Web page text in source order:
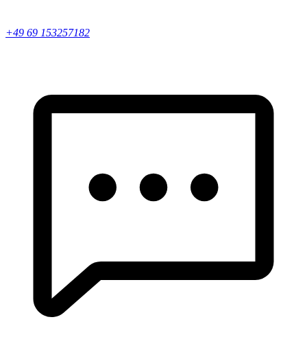
+49 69 153257182